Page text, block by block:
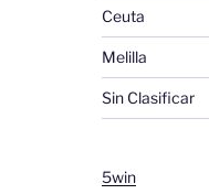
Ceuta
Melilla
Sin Clasificar
5win